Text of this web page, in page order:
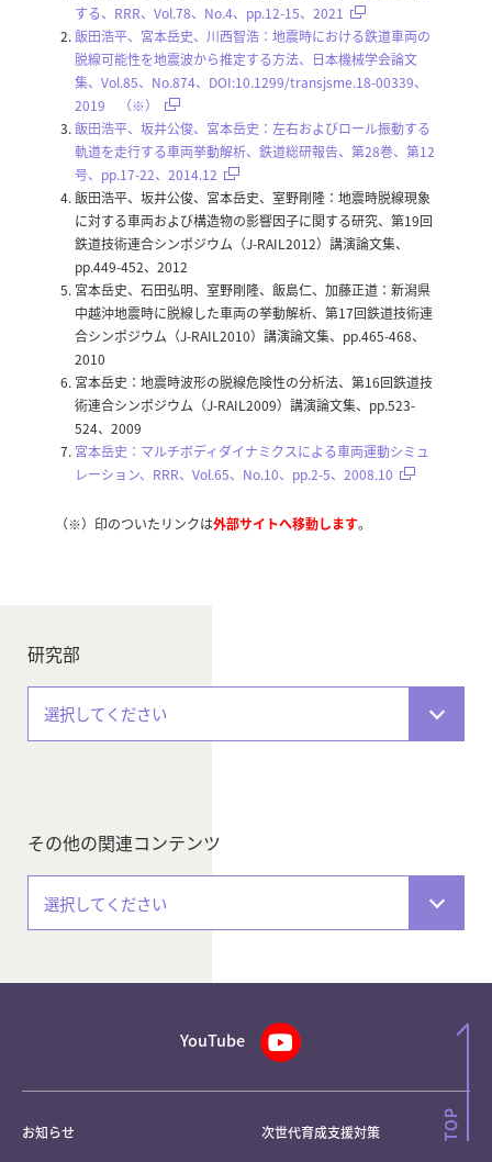
する、RRR、Vol.78、No.4、pp.12-15、2021
飯田浩平、宮本岳史、川西智浩：地震時における鉄道車両の
脱線可能性を地震波から推定する方法、日本機械学会論文
集、Vol.85、No.874、DOI:10.1299/transjsme.18-00339、
2019 （※）
飯田浩平、坂井公俊、宮本岳史：左右およびロール振動する
軌道を走行する車両挙動解析、鉄道総研報告、第28巻、第12
号、pp.17-22、2014.12
飯田浩平、坂井公俊、宮本岳史、室野剛隆：地震時脱線現象
に対する車両および構造物の影響因子に関する研究、第19回
鉄道技術連合シンポジウム（J-RAIL2012）講演論文集、
pp.449-452、2012
宮本岳史、石田弘明、室野剛隆、飯島仁、加藤正道：新潟県
中越沖地震時に脱線した車両の挙動解析、第17回鉄道技術連
合シンポジウム（J-RAIL2010）講演論文集、pp.465-468、
2010
宮本岳史：地震時波形の脱線危険性の分析法、第16回鉄道技
術連合シンポジウム（J-RAIL2009）講演論文集、pp.523-
524、2009
宮本岳史：マルチボディダイナミクスによる車両運動シミュ
レーション、RRR、Vol.65、No.10、pp.2-5、2008.10
（※）印のついたリンクは外部サイトへ移動します。
研究部
選択してください
その他の関連コンテンツ
選択してください
YouTube
お知らせ
次世代育成支援対策